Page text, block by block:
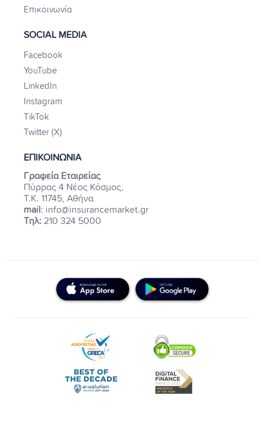
Επικοινωνία
SOCIAL MEDIA
Facebook
YouTube
LinkedIn
Instagram
TikTok
Twitter (X)
ΕΠΙΚΟΙΝΩΝΙΑ
Γραφεία Εταιρείας
Πύρρας 4 Νέος Κόσμος,
Τ.Κ. 11745, Αθήνα
mail: info@insurancemarket.gr
Τηλ: 210 324 5000